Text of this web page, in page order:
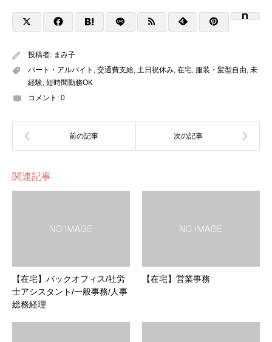
投稿者: まみ子
パート・アルバイト , 交通費支給, 土日祝休み, 在宅, 服装・髪型自由, 未
経験, 短時間勤務OK
コメント: 0
関連記事
【在宅】バックオフィス/社労
士アシスタント/一般事務/人事
総務経理
【在宅】営業事務